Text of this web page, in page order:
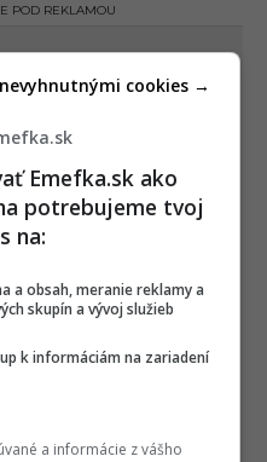
POD REKLAMOU
Emefka.sk ako
potrebujeme tvoj
na:
a obsah, meranie reklamy a
skupín a vývoj služieb
k informáciám na zariadení
a informácie z vášho
cookies →